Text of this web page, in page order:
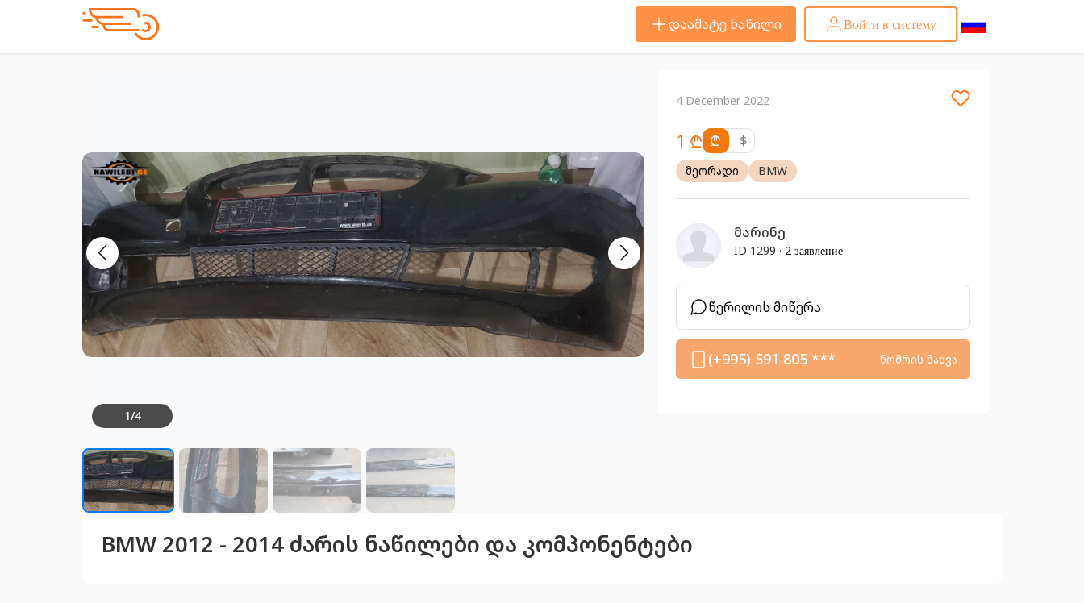
დაამატე ნაწილი Войти в систему
1/4
4 December 2022
1 ₾ ₾ $
მეორადი BMW
მარინე
ID 1299 · 2 заявление
წერილის მიწერა
(+995) 591 805 *** ნომრის ნახვა
BMW 2012 - 2014 ძარის ნაწილები და კომპონენტები